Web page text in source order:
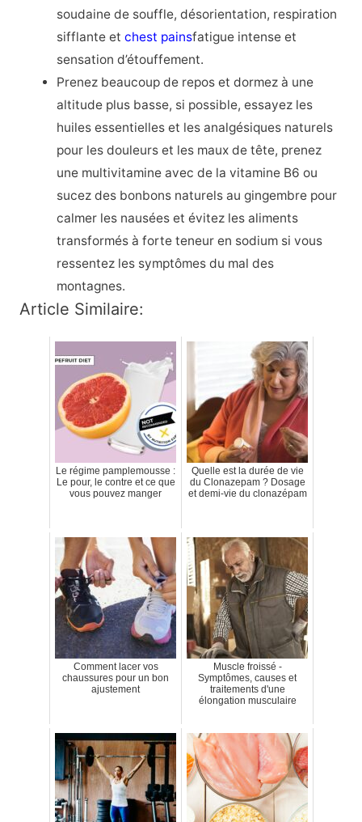
soudaine de souffle, désorientation, respiration
sifflante etchest painsfatigue intense et
sensation d’étouffement.
Prenez beaucoup de repos et dormez à une
altitude plus basse, si possible, essayez les
huiles essentielles et les analgésiques naturels
pour les douleurs et les maux de tête, prenez
une multivitamine avec de la vitamine B6 ou
sucez des bonbons naturels au gingembre pour
calmer les nausées et évitez les aliments
transformés à forte teneur en sodium si vous
ressentez les symptômes du mal des
montagnes.
Article Similaire:
Le régime pamplemousse :
Le pour, le contre et ce que
vous pouvez manger
Quelle est la durée de vie
du Clonazepam ? Dosage
et demi-vie du clonazépam
Comment lacer vos
chaussures pour un bon
ajustement
Muscle froissé -
Symptômes, causes et
traitements d'une
élongation musculaire